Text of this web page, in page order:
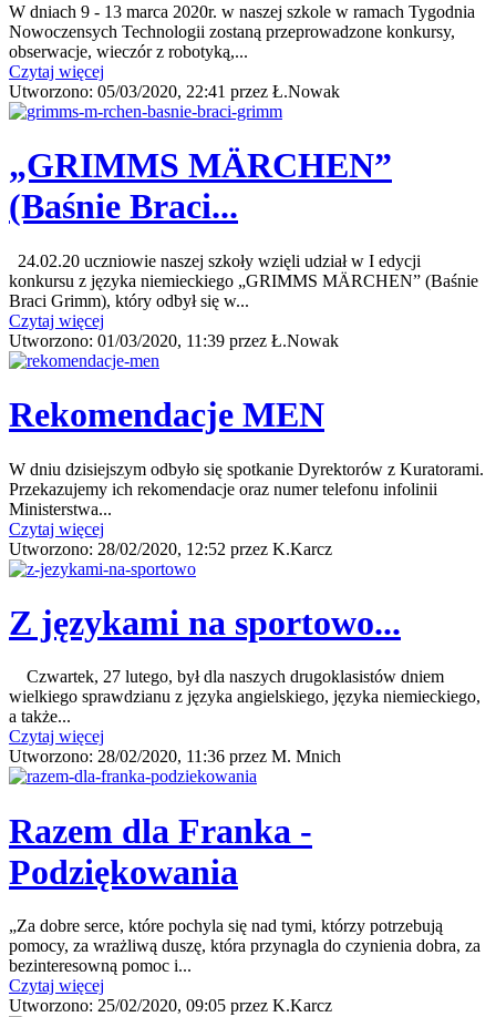
W dniach 9 - 13 marca 2020r. w naszej szkole w ramach Tygodnia
Nowoczensych Technologii zostaną przeprowadzone konkursy,
obserwacje, wieczór z robotyką,...
Czytaj więcej
Utworzono: 05/03/2020, 22:41 przez Ł.Nowak
„GRIMMS MӒRCHEN”
(Baśnie Braci...
24.02.20 uczniowie naszej szkoły wzięli udział w I edycji
konkursu z języka niemieckiego „GRIMMS MӒRCHEN” (Baśnie
Braci Grimm), który odbył się w...
Czytaj więcej
Utworzono: 01/03/2020, 11:39 przez Ł.Nowak
Rekomendacje MEN
W dniu dzisiejszym odbyło się spotkanie Dyrektorów z Kuratorami.
Przekazujemy ich rekomendacje oraz numer telefonu infolinii
Ministerstwa...
Czytaj więcej
Utworzono: 28/02/2020, 12:52 przez K.Karcz
Z językami na sportowo...
Czwartek, 27 lutego, był dla naszych drugoklasistów dniem
wielkiego sprawdzianu z języka angielskiego, języka niemieckiego,
a także...
Czytaj więcej
Utworzono: 28/02/2020, 11:36 przez M. Mnich
Razem dla Franka -
Podziękowania
„Za dobre serce, które pochyla się nad tymi, którzy potrzebują
pomocy, za wrażliwą duszę, która przynagla do czynienia dobra, za
bezinteresowną pomoc i...
Czytaj więcej
Utworzono: 25/02/2020, 09:05 przez K.Karcz